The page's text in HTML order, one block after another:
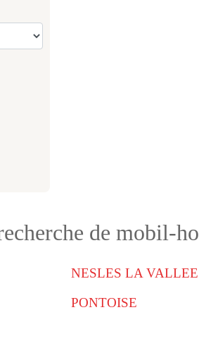
de mobil-
NESLES LA VALLEE
PONTOISE